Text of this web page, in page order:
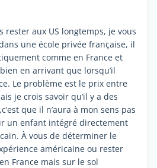
rester aux US longtemps, je vous
une école privée française, il
comme en France et
en arrivant que lorsqu’il
Le problème est le prix entre
je crois savoir qu’il y a des
que il n’aura à mon sens pas
un enfant intégré directement
À vous de déterminer le
américaine ou rester
France mais sur le sol